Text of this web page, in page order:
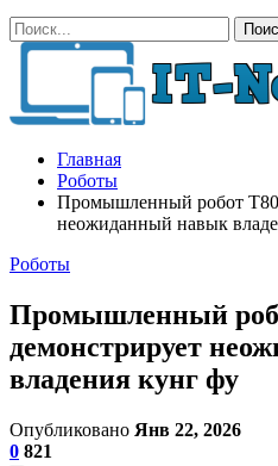
Главная
Роботы
Промышленный робот
неожиданный навык
Роботы
Промышленный
демонстрирует
владения кунг фу
Опубликовано Янв 22, 2026
0 821